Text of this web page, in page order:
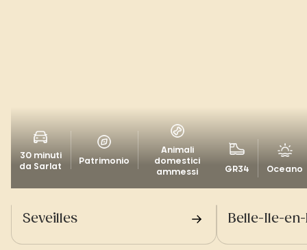
30 minuti
da Sarlat
Patrimonio
Animali
domestici
ammessi
Seveilles
GR34 Oceano
Belle-Ile-